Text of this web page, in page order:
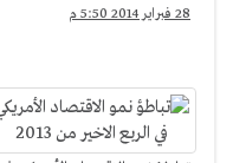
28 فبراير 2014 5:50 م